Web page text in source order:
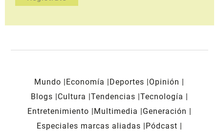
Mundo Economía Deportes
Opinión
Blogs
Cultura Tendencias Tecnología
Entretenimiento
Multimedia
Generación
Especiales marcas aliadas
Pódcast